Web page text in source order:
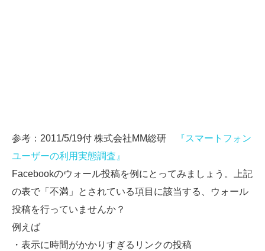
参考：2011/5/19付 株式会社MM総研
『スマートフォン
ユーザーの利用実態調査』
Facebookのウォール投稿を例にとってみましょう。上記
の表で「不満」とされている項目に該当する、ウォール
投稿を行っていませんか？
例えば
・表示に時間がかかりすぎるリンクの投稿